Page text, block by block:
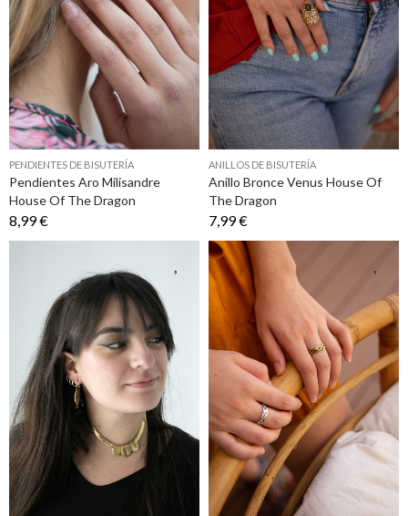
PENDIENTES DE BISUTERÍA
Pendientes Aro Milisandre
House Of The Dragon
8,99 €
ANILLOS DE BISUTERÍA
Anillo Bronce Venus House Of
The Dragon
7,99 €